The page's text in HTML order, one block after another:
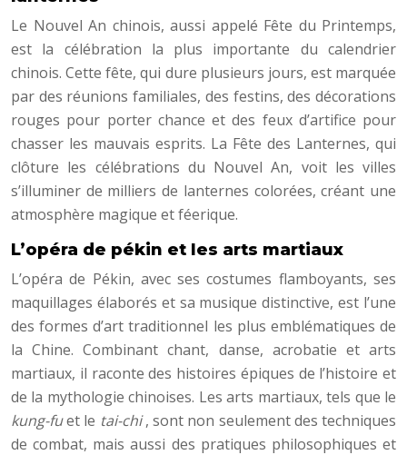
Le Nouvel An chinois, aussi appelé Fête du Printemps,
est la célébration la plus importante du calendrier
chinois. Cette fête, qui dure plusieurs jours, est marquée
par des réunions familiales, des festins, des décorations
rouges pour porter chance et des feux d’artifice pour
chasser les mauvais esprits. La Fête des Lanternes, qui
clôture les célébrations du Nouvel An, voit les villes
s’illuminer de milliers de lanternes colorées, créant une
atmosphère magique et féerique.
L’opéra de pékin et les arts martiaux
L’opéra de Pékin, avec ses costumes flamboyants, ses
maquillages élaborés et sa musique distinctive, est l’une
des formes d’art traditionnel les plus emblématiques de
la Chine. Combinant chant, danse, acrobatie et arts
martiaux, il raconte des histoires épiques de l’histoire et
de la mythologie chinoises. Les arts martiaux, tels que le
kung-fuet le tai-chi, sont non seulement des techniques
de combat, mais aussi des pratiques philosophiques et